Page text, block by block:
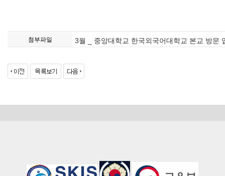
첨부파일 3월 _ 중앙대학교 한국외국어대학교 본교 방문